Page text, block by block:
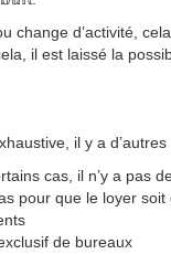
change d’activité,
il est laissé la
il y a d’autres
cas, il n’y a pas
pour que le loyer
de bureaux